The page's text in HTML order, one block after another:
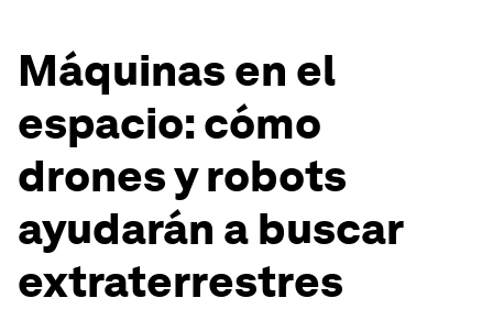
Máquinas en el
espacio: cómo
drones y robots
ayudarán a buscar
extraterrestres